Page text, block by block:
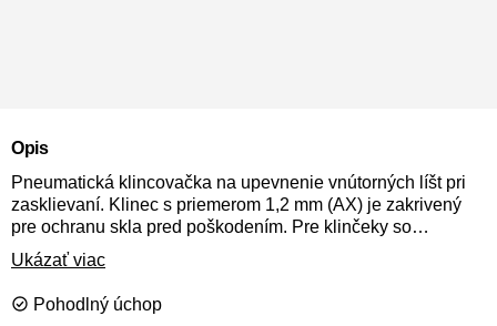
Opis
Pneumatická klincovačka na upevnenie vnútorných líšt pri
zasklievaní. Klinec s priemerom 1,2 mm (AX) je zakrivený
pre ochranu skla pred poškodením. Pre klinčeky so
zápustnou hlavou v dĺžke od 25 mm do 38 mm. Odporúčaná
vzdialenosť klincov je 30 cm. Od konca lišty max. 8 až 10,5
cm
Ukázať viac
Pohodlný úchop